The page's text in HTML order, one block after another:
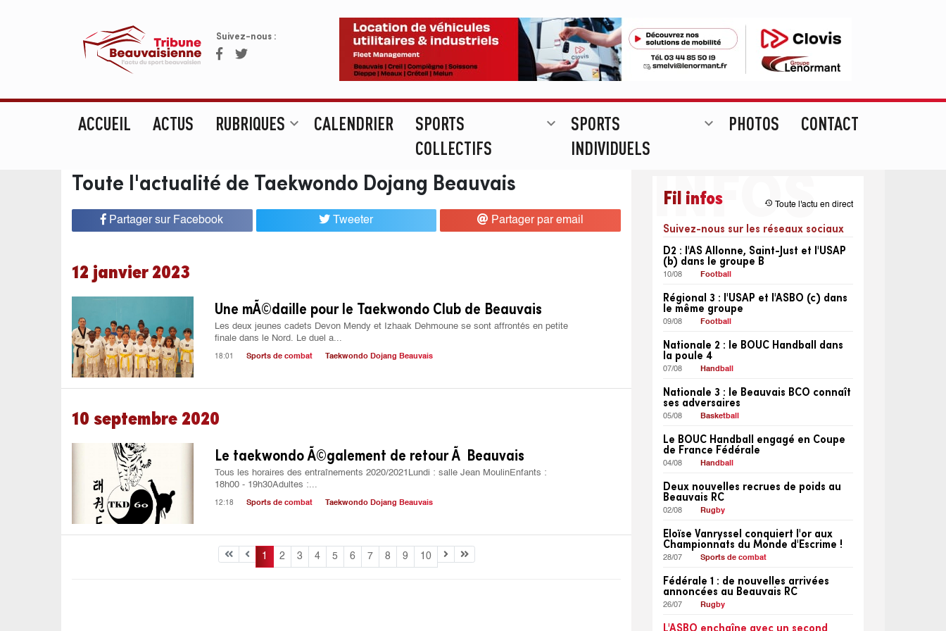
Suivez-nous :
ACCUEIL ACTUS RUBRIQUES expand_more CALENDRIER
SPORTS
COLLECTIFS
expand_more
SPORTS
INDIVIDUELS
expand_more PHOTOS CONTACT
Toute l'actualité de Taekwondo Dojang Beauvais
Partager sur Facebook Tweeter Partager par email
12 janvier 2023
Une mÃ©daille pour le Taekwondo Club de Beauvais
Les deux jeunes cadets Devon Mendy et Izhaak Dehmoune se sont affrontés en petite
finale dans le Nord. Le duel a...
18:01 Sports de combat Taekwondo Dojang Beauvais
10 septembre 2020
Le taekwondo Ã©galement de retour Ã Beauvais
Tous les horaires des entraînements 2020/2021Lundi : salle Jean MoulinEnfants :
18h00 - 19h30Adultes :...
12:18 Sports de combat Taekwondo Dojang Beauvais
1 2 3 4 5 6 7 8 9 10
Fil infos restore Toute l'actu en direct
Suivez-nous sur les réseaux sociaux
D2 : l'AS Allonne, Saint-Just et l'USAP
(b) dans le groupe B
10/08 Football
Régional 3 : l'USAP et l'ASBO (c) dans
le même groupe
09/08 Football
Nationale 2 : le BOUC Handball dans
la poule 4
07/08 Handball
Nationale 3 : le Beauvais BCO connaît
ses adversaires
05/08 Basketball
Le BOUC Handball engagé en Coupe
de France Fédérale
04/08 Handball
Deux nouvelles recrues de poids au
Beauvais RC
02/08 Rugby
Eloïse Vanryssel conquiert l'or aux
Championnats du Monde d'Escrime !
28/07 Sports de combat
Fédérale 1 : de nouvelles arrivées
annoncées au Beauvais RC
26/07 Rugby
L'ASBO enchaîne avec un second